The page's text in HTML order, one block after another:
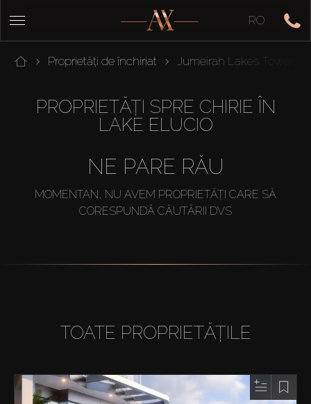
RO
Proprietăți de închiriat Jumeirah Lakes Towers
PROPRIETĂȚI SPRE CHIRIE ÎN
LAKE ELUCIO
NE PARE RĂU
MOMENTAN, NU AVEM PROPRIETĂȚI CARE SĂ
CORESPUNDĂ CĂUTĂRII DVS
TOATE PROPRIETĂȚILE